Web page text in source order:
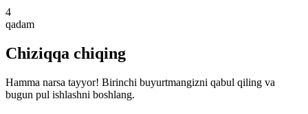
4
qadam
Chiziqqa chiqing
Hamma narsa tayyor! Birinchi buyurtmangizni qabul qiling va
bugun pul ishlashni boshlang.